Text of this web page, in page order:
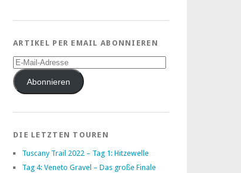
ARTIKEL PER EMAIL ABONNIEREN
E-
Mail-
AdresseAbonnieren
DIE LETZTEN TOUREN
Tuscany Trail 2022 – Tag 1: Hitzewelle
Tag 4: Veneto Gravel – Das große Finale